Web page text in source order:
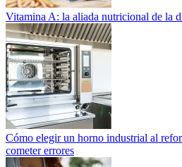
Vitamina A: la aliada nutricional de la
Cómo elegir un horno industrial al
cometer errores